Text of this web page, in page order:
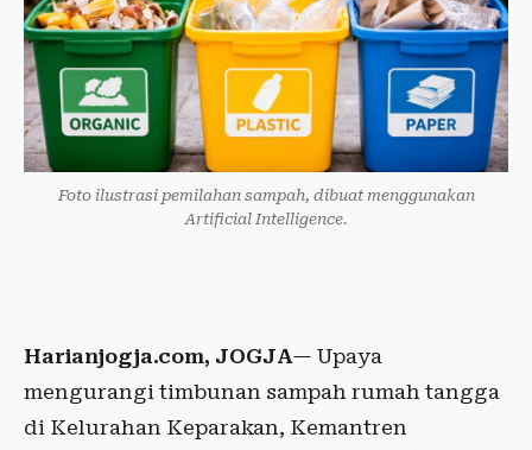
Foto ilustrasi pemilahan sampah, dibuat menggunakan
Artificial Intelligence.
Harianjogja.com, JOGJA— Upaya
mengurangi timbunan sampah rumah tangga
di Kelurahan Keparakan, Kemantren